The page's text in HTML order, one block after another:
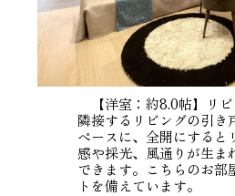
【洋室：約8.0帖】リビ
隣接するリビングの引き
ペースに、全開にすると
感や採光、風通りが生ま
できます。こちらのお部
トを備えています。